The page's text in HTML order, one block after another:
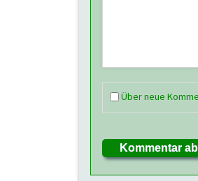
Über neue
Kommentar